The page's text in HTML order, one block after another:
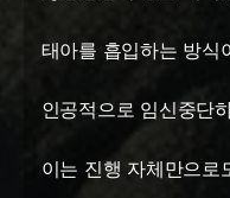
태아를 흡입하는 방식
인공적으로 임신중단
이는 진행 자체만으로